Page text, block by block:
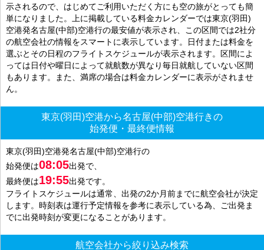
示されるので、はじめてご利用いただく方にも空の旅がとっても簡
単になりました。上に掲載している料金カレンダーでは東京(羽田)
空港発名古屋(中部)空港行の最安値が表示され、この区間では2社分
の航空会社の情報をスマートに表示しています。日付または料金を
選ぶとその日程のフライトスケジュールが表示されます。区間によ
っては日付や曜日によって就航数が異なり毎日就航していない区間
もあります。また、満席の場合は料金カレンダーに表示がされませ
ん。
東京(羽田)空港から名古屋(中部)空港行きの
始発便・最終便情報
東京(羽田)空港発名古屋(中部)空港行の
始発便は08:05出発で、
最終便は19:55出発です。
フライトスケジュールは通常、出発の2か月前までに航空会社が決定
します。時刻表は運行予定情報を参考に表示している為、ご出発ま
でに出発時刻が変更になることがあります。
航空会社から絞り込み検索